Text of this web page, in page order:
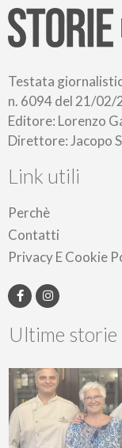
Testata
n. 6094 del 21/02/
Editore: Lorenzo
Direttore: Jacopo
Link utili
Perchè
Contatti
Privacy E Cookie
Ultime storie